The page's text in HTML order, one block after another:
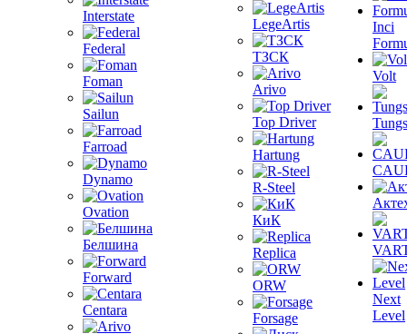
Interstate
Federal
Foman
Sailun
Farroad
Dynamo
Ovation
Белшина
Forward
Centara
LegeArtis
ТЗСК
Arivo
Top Driver
Hartung
R-Steel
КиК
Replica
ORW
Forsage
Inci
Volt
Next
Level